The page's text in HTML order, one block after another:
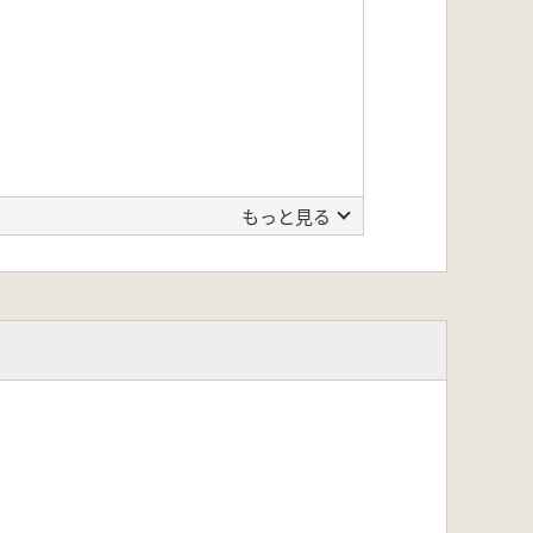
もっと見る